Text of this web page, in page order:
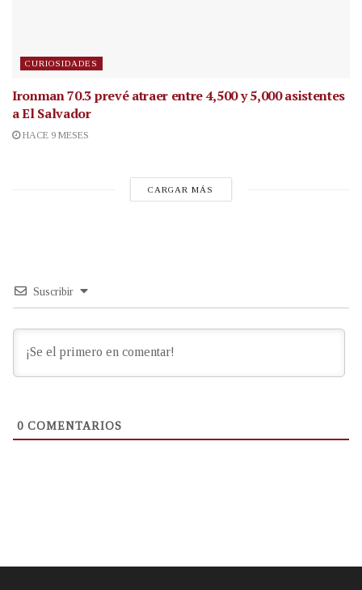
CURIOSIDADES
Ironman 70.3 prevé atraer entre 4,500 y 5,000 asistentes
a El Salvador
HACE 9 MESES
CARGAR MÁS
Suscribir
0 COMENTARIOS